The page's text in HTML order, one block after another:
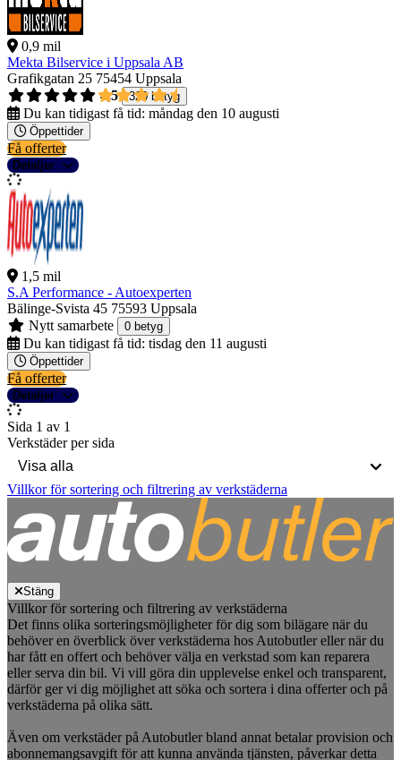
0,9 mil
Mekta Bilservice i Uppsala AB
Grafikgatan 25 75454 Uppsala
4,5
320 betyg
Du kan tidigast få tid: måndag den 10 augusti
Öppettider
Få offerter
Detaljer
1,5 mil
S.A Performance - Autoexperten
Bälinge-Svista 45 75593 Uppsala
Nytt samarbete
0 betyg
Du kan tidigast få tid: tisdag den 11 augusti
Öppettider
Få offerter
Detaljer
Sida 1 av 1
Verkstäder per sida
Villkor för sortering och filtrering av verkstäderna
Stäng
Villkor för sortering och filtrering av verkstäderna
Det finns olika sorteringsmöjligheter för dig som bilägare när du
behöver en överblick över verkstäderna hos Autobutler eller när du
har fått en offert och behöver välja en verkstad som kan reparera
eller serva din bil. Vi vill göra din upplevelse enkel och transparent,
därför ger vi dig möjlighet att söka och sortera i dina offerter och på
verkstäderna på olika sätt.
Även om verkstäder på Autobutler bland annat betalar provision och
abonnemangsavgift för att kunna använda tjänsten, påverkar detta